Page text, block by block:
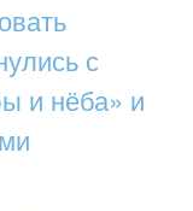
с
и нёба» и